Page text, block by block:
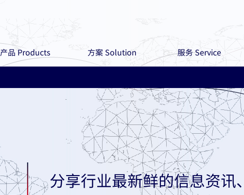
产品 Products 方案 Solution 服务 Service
分享行业最新鲜的信息资讯